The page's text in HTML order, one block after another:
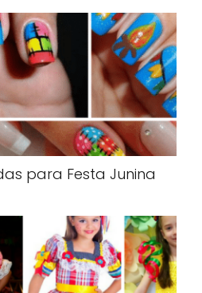
para Festa Junina